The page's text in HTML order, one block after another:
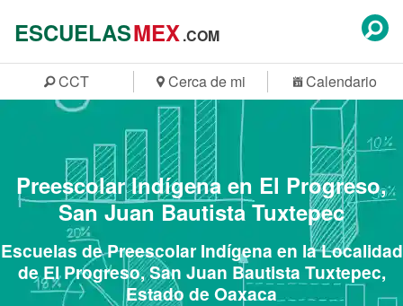
ESCUELASMEX.COM
CCT Cerca de mi Calendario
Preescolar Indígena en El Progreso,
San Juan Bautista Tuxtepec
Escuelas de Preescolar Indígena en la Localidad
de El Progreso, San Juan Bautista Tuxtepec,
Estado de Oaxaca